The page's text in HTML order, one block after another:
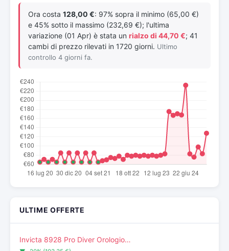
Ora costa 128,00 €: 97% sopra il minimo (65,00 €)
e 45% sotto il massimo (232,69 €); l'ultima
variazione (01 Apr) è stata un rialzo di 44,70 €; 41
cambi di prezzo rilevati in 1720 giorni. Ultimo
controllo 4 giorni fa.
ULTIME OFFERTE
Invicta 8928 Pro Diver Orologio…